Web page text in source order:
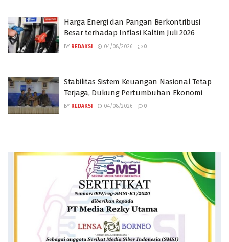
Harga Energi dan Pangan Berkontribusi
Besar terhadap Inflasi Kaltim Juli 2026
BY REDAKSI 04/08/2026 0
Stabilitas Sistem Keuangan Nasional Tetap
Terjaga, Dukung Pertumbuhan Ekonomi
BY REDAKSI 04/08/2026 0